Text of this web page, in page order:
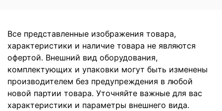
Все представленные изображения товара,
характеристики и наличие товара не являются
офертой. Внешний вид оборудования,
комплектующих и упаковки могут быть изменены
производителем без предупреждения в любой
новой партии товара. Уточняйте важные для вас
характеристики и параметры внешнего вида.